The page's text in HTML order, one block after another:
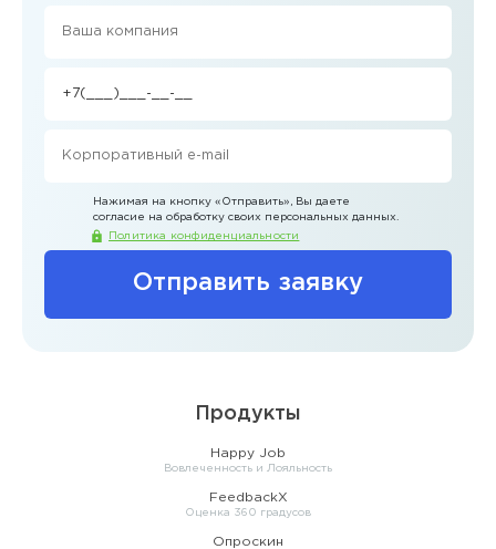
Отправить заявку
Нажимая на кнопку «Отправить» , Вы даете
согласие на обработку своих персональных данных.
Политика конфиденциальности
Продукты
Happy Job
Вовлеченность и Лояльность
FeedbackX
Оценка 360 градусов
Опроскин